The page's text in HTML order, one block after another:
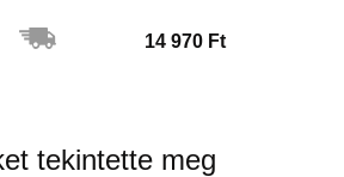
14 970 Ft
tekintette meg